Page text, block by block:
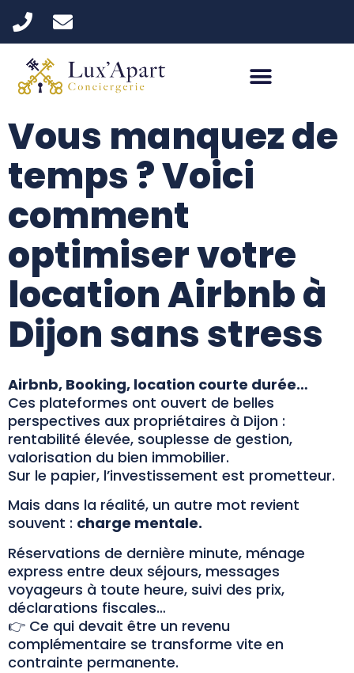
Vous manquez de
temps ? Voici
comment
optimiser votre
location Airbnb à
Dijon sans stress
Airbnb, Booking, location courte durée…
Ces plateformes ont ouvert de belles
perspectives aux propriétaires à Dijon :
rentabilité élevée, souplesse de gestion,
valorisation du bien immobilier.
Sur le papier, l’investissement est prometteur.
Mais dans la réalité, un autre mot revient
souvent : charge mentale.
Réservations de dernière minute, ménage
express entre deux séjours, messages
voyageurs à toute heure, suivi des prix,
déclarations fiscales…
👉 Ce qui devait être un revenu
complémentaire se transforme vite en
contrainte permanente.